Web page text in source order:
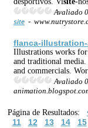
Avaliado
site -
flanca-
Illustrations works for
and traditional
and commercials.
Avaliado
Página de Resultados:
11
12 13 14 15